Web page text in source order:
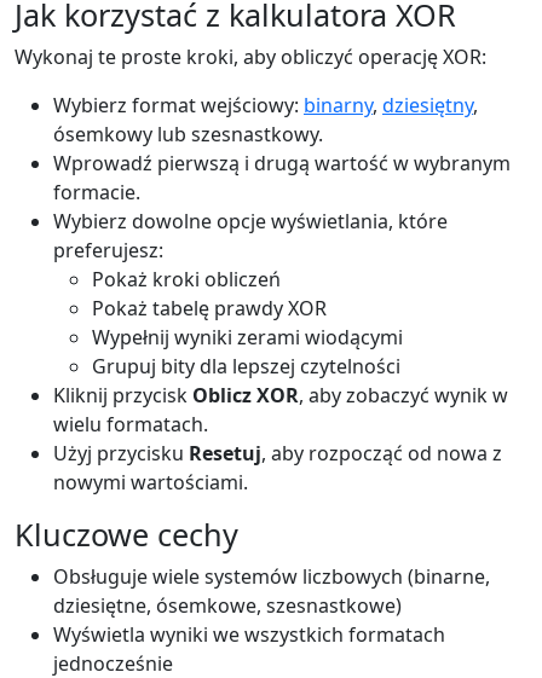
Jak korzystać z kalkulatora XOR
Wykonaj te proste kroki, aby obliczyć operację XOR:
Wybierz format wejściowy: binarny, dziesiętny,
ósemkowy lub szesnastkowy.
Wprowadź pierwszą i drugą wartość w wybranym
formacie.
Wybierz dowolne opcje wyświetlania, które
preferujesz:
Pokaż kroki obliczeń
Pokaż tabelę prawdy XOR
Wypełnij wyniki zerami wiodącymi
Grupuj bity dla lepszej czytelności
Kliknij przycisk Oblicz XOR, aby zobaczyć wynik w
wielu formatach.
Użyj przycisku Resetuj, aby rozpocząć od nowa z
nowymi wartościami.
Kluczowe cechy
Obsługuje wiele systemów liczbowych (binarne,
dziesiętne, ósemkowe, szesnastkowe)
Wyświetla wyniki we wszystkich formatach
jednocześnie